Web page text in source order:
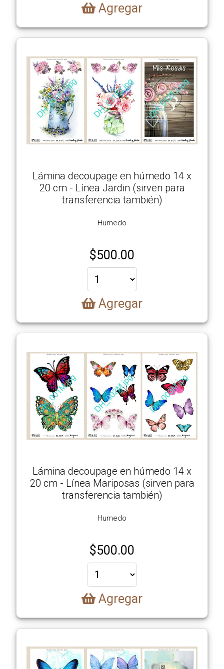
Agregar
Lámina decoupage en húmedo 14 x
20 cm - Línea Jardin (sirven para
transferencia también)
Humedo
$500.00
Agregar
Lámina decoupage en húmedo 14 x
20 cm - Línea Mariposas (sirven para
transferencia también)
Humedo
$500.00
Agregar